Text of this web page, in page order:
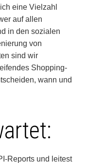
eine Vielzahl
auf allen
in den sozialen
von
sind wir
Shopping-
wann und
Reports und leitest